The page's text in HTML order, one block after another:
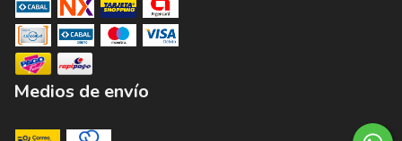
Medios de envío